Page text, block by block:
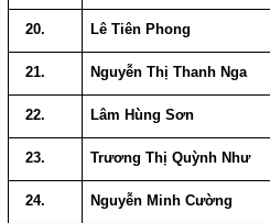
20. Lê Tiên Phong
21. Nguyễn Thị Thanh Nga
22. Lâm Hùng Sơn
23. Trương Thị Quỳnh Như
24. Nguyễn Minh Cường